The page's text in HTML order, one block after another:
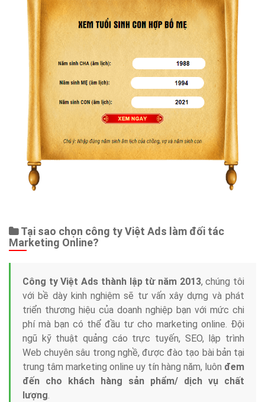
Tại sao chọn công ty Việt Ads làm đối tác
Marketing Online?
Công ty Việt Ads thành lập từ năm 2013, chúng tôi
với bề dày kinh nghiệm sẽ tư vấn xây dựng và phát
triển thương hiệu của doanh nghiệp bạn với mức chi
phí mà bạn có thể đầu tư cho marketing online. Đội
ngũ kỹ thuật quảng cáo trực tuyến, SEO, lập trình
Web chuyên sâu trong nghề, được đào tạo bài bản tại
trung tâm marketing online uy tín hàng năm, luôn đem
đến cho khách hàng sản phẩm/ dịch vụ chất
lượng.